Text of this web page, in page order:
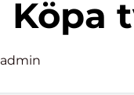
admin